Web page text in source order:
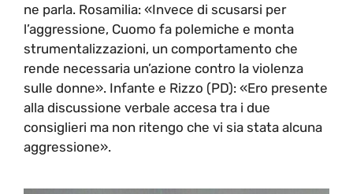
ne parla. Rosamilia: «Invece di scusarsi per
l’aggressione, Cuomo fa polemiche e monta
strumentalizzazioni, un comportamento che
rende necessaria un’azione contro la violenza
sulle donne». Infante e Rizzo (PD): «Ero presente
alla discussione verbale accesa tra i due
consiglieri ma non ritengo che vi sia stata alcuna
aggressione».